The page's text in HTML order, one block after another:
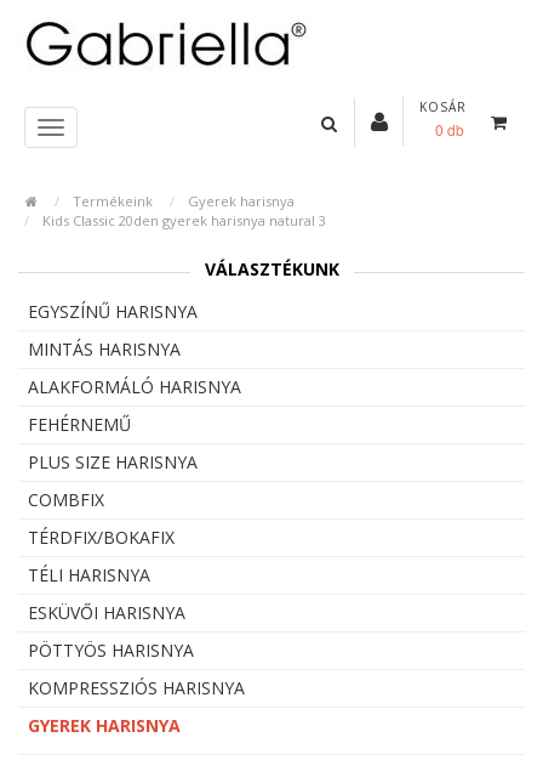
KOSÁR
0 db
Termékeink
Gyerek harisnya
Kids Classic 20den gyerek harisnya natural 3
VÁLASZTÉKUNK
EGYSZÍNŰ HARISNYA
MINTÁS HARISNYA
ALAKFORMÁLÓ HARISNYA
FEHÉRNEMŰ
PLUS SIZE HARISNYA
COMBFIX
TÉRDFIX/BOKAFIX
TÉLI HARISNYA
ESKÜVŐI HARISNYA
PÖTTYÖS HARISNYA
KOMPRESSZIÓS HARISNYA
GYEREK HARISNYA